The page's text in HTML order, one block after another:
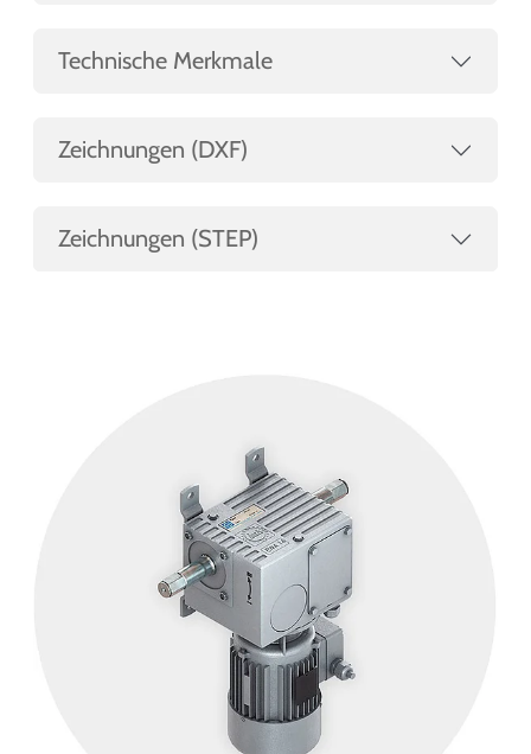
Technische Merkmale
Zeichnungen (DXF)
Zeichnungen (STEP)